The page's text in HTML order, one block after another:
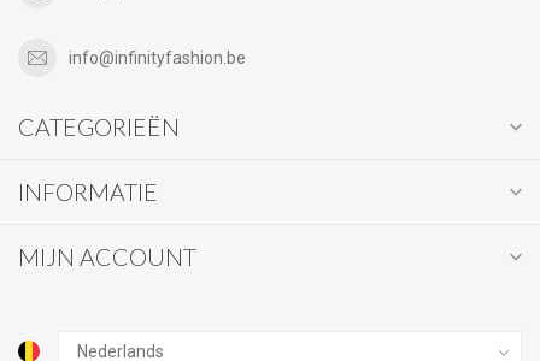
info@infinityfashion.be
CATEGORIEËN
INFORMATIE
MIJN ACCOUNT